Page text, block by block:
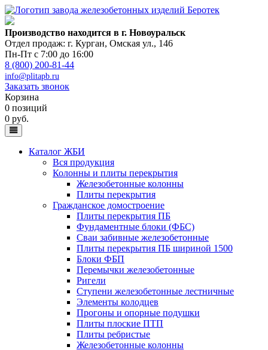
Производство находится в г. Новоуральск
Отдел продаж: г. Курган, Омская ул., 146
Пн-Пт с 7:00 до 16:00
8 (800) 200-81-44
info@plitapb.ru
Заказать звонок
Корзина
0 позиций
0 руб.
Каталог ЖБИ
Вся продукция
Колонны и плиты перекрытия
Железобетонные колонны
Плиты перекрытия
Гражданское домостроение
Плиты перекрытия ПБ
Фундаментные блоки (ФБС)
Сваи забивные железобетонные
Плиты перекрытия ПБ шириной 1500
Блоки ФБП
Перемычки железобетонные
Ригели
Ступени железобетонные лестничные
Элементы колодцев
Прогоны и опорные подушки
Плиты плоские ПТП
Плиты ребристые
Железобетонные колонны